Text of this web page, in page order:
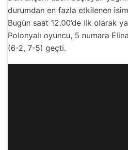
durumdan en fazla etkilenen
Bugün saat 12.00’de ilk olarak
Polonyalı oyuncu, 5 numara
(6-2, 7-5) geçti.